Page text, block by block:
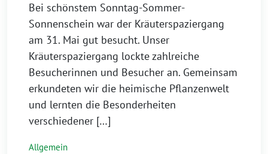
Bei schönstem Sonntag-Sommer-
Sonnenschein war der Kräuterspaziergang
am 31. Mai gut besucht. Unser
Kräuterspaziergang lockte zahlreiche
Besucherinnen und Besucher an. Gemeinsam
erkundeten wir die heimische Pflanzenwelt
und lernten die Besonderheiten
verschiedener […]
Allgemein